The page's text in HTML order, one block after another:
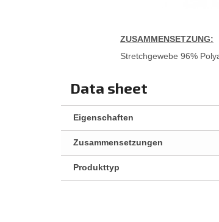
ZUSAMMENSETZUNG:
Stretchgewebe 96%
Data sheet
Eigenschaften
Zusammensetzungen
Produkttyp